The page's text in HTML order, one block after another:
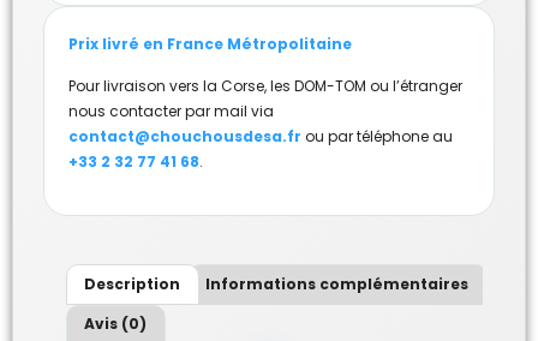
Prix livré en France Métropolitaine
Pour livraison vers la Corse, les DOM-TOM ou l’étranger
nous contacter par mail via
contact@chouchousdesa.fr ou par téléphone au
+33 2 32 77 41 68.
Description
Informations complémentaires
Avis (0)